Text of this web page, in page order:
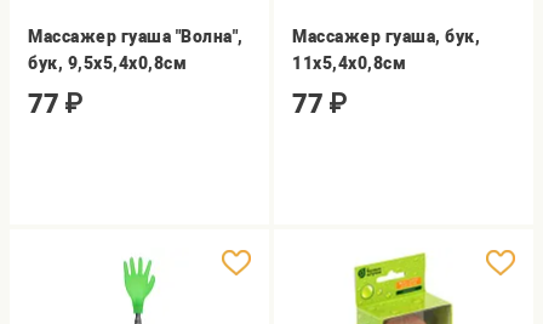
Массажер гуаша "Волна",
бук, 9,5х5,4х0,8см
77 ₽
Массажер гуаша, бук,
11х5,4х0,8см
77 ₽